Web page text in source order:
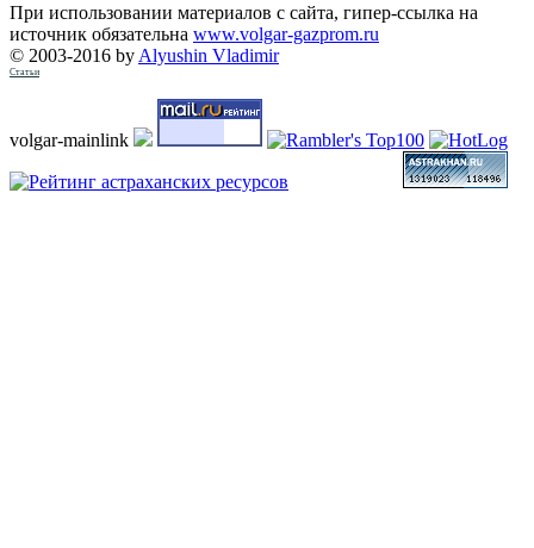
При использовании материалов с сайта, гипер-ссылка на
источник обязательна www.volgar-gazprom.ru
© 2003-2016 by Alyushin Vladimir
Статьи
volgar-mainlink